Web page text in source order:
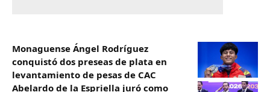
Monaguense Ángel Rodríguez
conquistó dos preseas de plata en
levantamiento de pesas de CAC
Abelardo de la Espriella juró como